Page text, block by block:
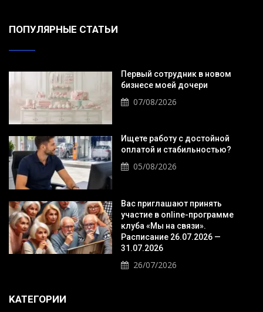
ПОПУЛЯРНЫЕ СТАТЬИ
Первый сотрудник в новом
бизнесе моей дочери
07/08/2026
Ищете работу с достойной
оплатой и стабильностью?
05/08/2026
Вас приглашают принять
участие в online-программе
клуба «Мы на связи».
Расписание 26.07.2026 —
31.07.2026
26/07/2026
KАТЕГОРИИ